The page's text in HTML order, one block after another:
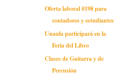
Oferta laboral #198 para
contadores y estudiantes
Unaula participará en la
Feria del Libro
Clases de Guitarra y de
Percusión